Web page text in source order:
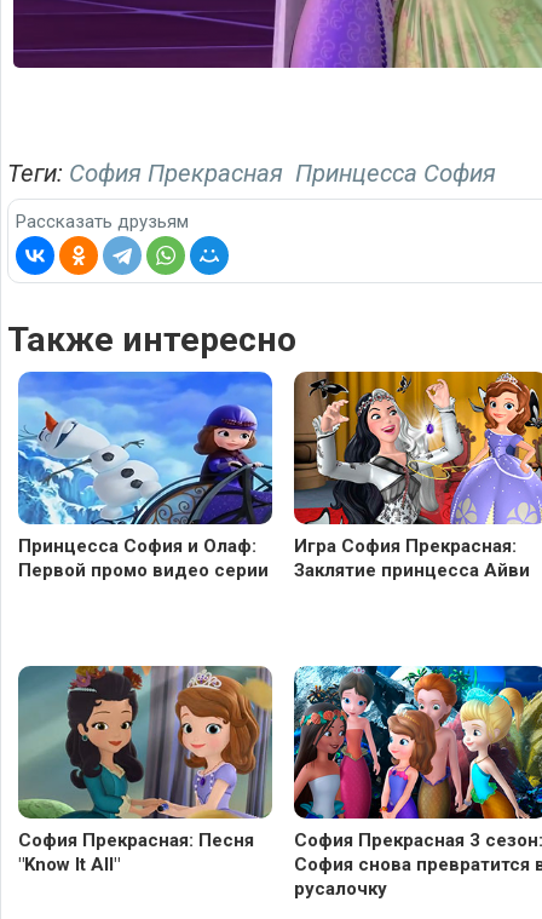
Теги: София Прекрасная Принцесса София
Рассказать друзьям
Также интересно
Принцесса София и Олаф:
Первой промо видео серии
Игра София Прекрасная:
Заклятие принцесса Айви
София Прекрасная: Песня
"Know It All"
София Прекрасная 3 сезон:
София снова превратится
русалочку